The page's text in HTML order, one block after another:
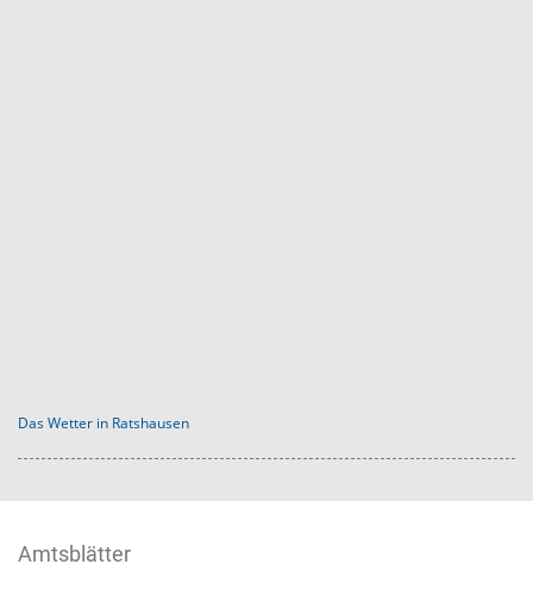
Das Wetter in Ratshausen
Amtsblätter